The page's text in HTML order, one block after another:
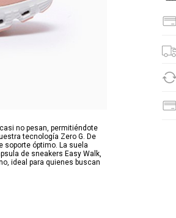
no pesan, permitiéndote
tecnología Zero G. De
soporte óptimo. La suela
de sneakers Easy Walk,
ideal para quienes buscan